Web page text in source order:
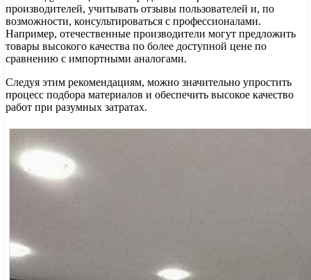
производителей, учитывать отзывы пользователей и, по
возможности, консультироваться с профессионалами.
Например, отечественные производители могут предложить
товары высокого качества по более доступной цене по
сравнению с импортными аналогами.
Следуя этим рекомендациям, можно значительно упростить
процесс подбора материалов и обеспечить высокое качество
работ при разумных затратах.